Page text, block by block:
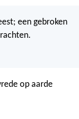
een gebroken
op aarde